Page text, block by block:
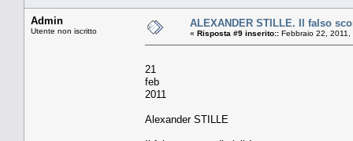
Admin
Utente non iscritto
ALEXANDER STILLE. Il falso
« Risposta #9 inserito:: Febbraio 22,
21
feb
2011
Alexander STILLE